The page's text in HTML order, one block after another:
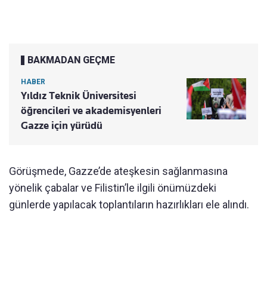
BAKMADAN GEÇME
HABER
Yıldız Teknik Üniversitesi
öğrencileri ve akademisyenleri
Gazze için yürüdü
Görüşmede, Gazze’de ateşkesin sağlanmasına
yönelik çabalar ve Filistin’le ilgili önümüzdeki
günlerde yapılacak toplantıların hazırlıkları ele alındı.